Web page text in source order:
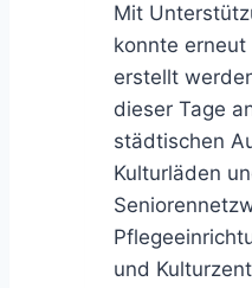
Mit
konnte
erstellt
dieser Tage
städtischen
Kulturläden
und